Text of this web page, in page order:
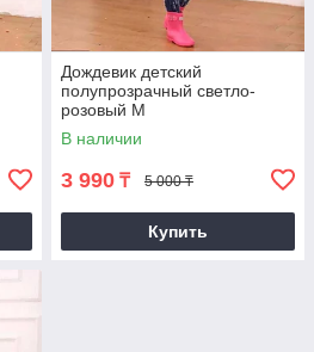
Дождевик детский
полупрозрачный светло-
розовый M
В наличии
3 990 ₸ 5 000 ₸
Купить